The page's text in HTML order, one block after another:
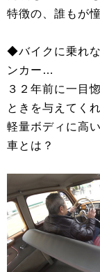
特徴の、誰もが
◆バイクに乗れ
ンカー…
３２年前に一目
ときを与えてく
軽量ボディに高
車とは？